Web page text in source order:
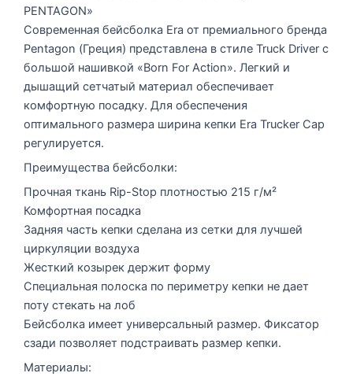
PENTAGON»
Современная бейсболка Era от премиального бренда
Pentagon (Греция) представлена в стиле Truck Driver с
большой нашивкой «Born For Action». Легкий и
дышащий сетчатый материал обеспечивает
комфортную посадку. Для обеспечения
оптимального размера ширина кепки Era Trucker Cap
регулируется.
Преимущества бейсболки:
Прочная ткань Rip-Stop плотностью 215 г/м²
Комфортная посадка
Задняя часть кепки сделана из сетки для лучшей
циркуляции воздуха
Жесткий козырек держит форму
Специальная полоска по периметру кепки не дает
поту стекать на лоб
Бейсболка имеет универсальный размер. Фиксатор
сзади позволяет подстраивать размер кепки.
Материалы: